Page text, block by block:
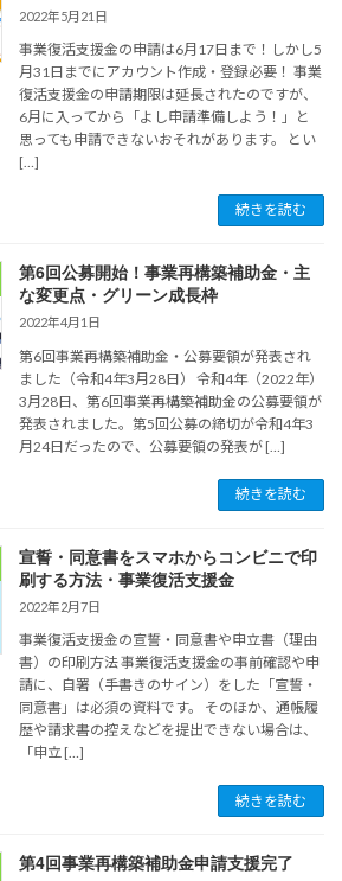
2022年5月21日
事業復活支援金の申請は6月17日まで！しかし5
月31日までにアカウント作成・登録必要！ 事業
復活支援金の申請期限は延長されたのですが、
6月に入ってから「よし申請準備しよう！」と
思っても申請できないおそれがあります。 とい
[…]
続きを読む
第6回公募開始！事業再構築補助金・主
な変更点・グリーン成長枠
2022年4月1日
第6回事業再構築補助金・公募要領が発表され
ました（令和4年3月28日） 令和4年（2022年）
3月28日、第6回事業再構築補助金の公募要領が
発表されました。第5回公募の締切が令和4年3
月24日だったので、公募要領の発表が […]
続きを読む
宣誓・同意書をスマホからコンビニで印
刷する方法・事業復活支援金
2022年2月7日
事業復活支援金の宣誓・同意書や申立書（理由
書）の印刷方法 事業復活支援金の事前確認や申
請に、自署（手書きのサイン）をした「宣誓・
同意書」は必須の資料です。 そのほか、通帳履
歴や請求書の控えなどを提出できない場合は、
「申立 […]
続きを読む
第4回事業再構築補助金申請支援完了